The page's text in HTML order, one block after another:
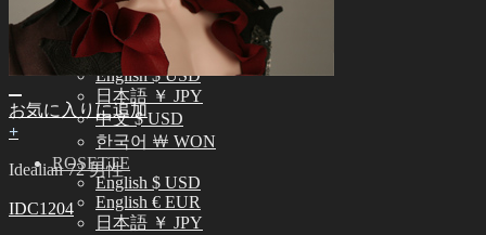
中文 $ USD
한국어 ￦ WON
IDEALIAN
English $ USD
日本語 ￥ JPY
中文 $ USD
한국어 ￦ WON
ROSETTE
English $ USD
English € EUR
日本語 ￥ JPY
お気に入りに追加
+
Idealian 72 男性
IDC1204